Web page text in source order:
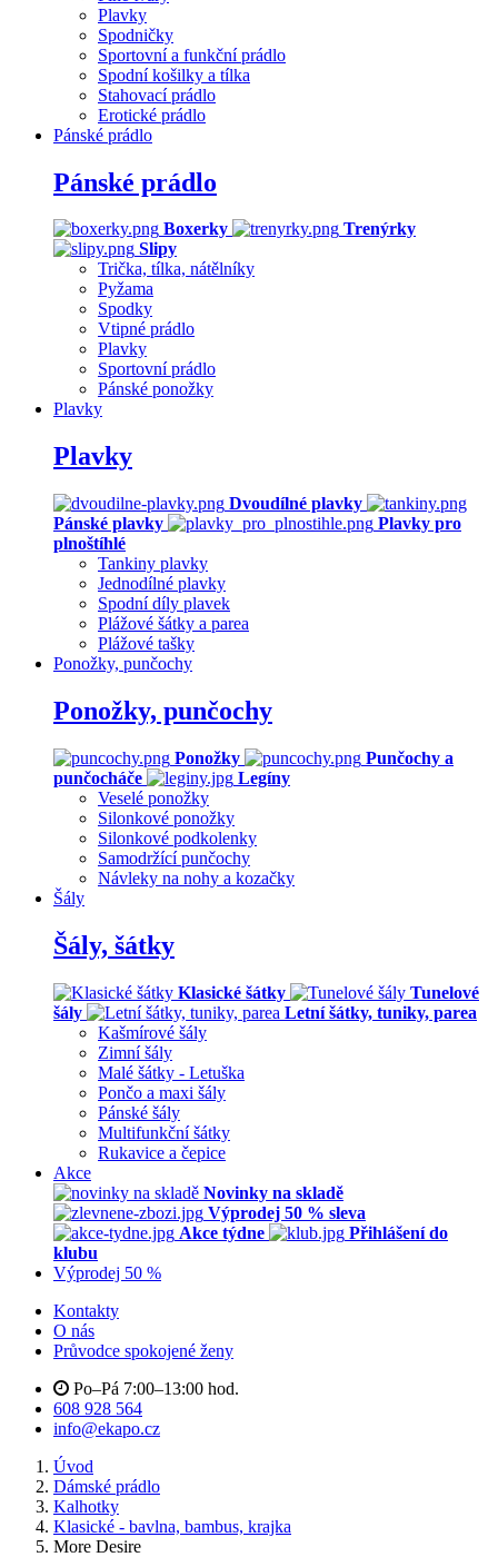
Plavky
Spodničky
Sportovní a funkční prádlo
Spodní košilky a tílka
Stahovací prádlo
Erotické prádlo
Pánské prádlo
Pánské prádlo
Boxerky
Trenýrky
Slipy
Trička, tílka, nátělníky
Pyžama
Spodky
Vtipné prádlo
Plavky
Sportovní prádlo
Pánské ponožky
Plavky
Plavky
Dvoudílné plavky
Pánské plavky
Plavky pro
plnoštíhlé
Tankiny plavky
Jednodílné plavky
Spodní díly plavek
Plážové šátky a parea
Plážové tašky
Ponožky, punčochy
Ponožky, punčochy
Ponožky
Punčochy a
punčocháče
Legíny
Veselé ponožky
Silonkové ponožky
Silonkové podkolenky
Samodržící punčochy
Návleky na nohy a kozačky
Šály
Šály, šátky
Klasické šátky
Tunelové
šály
Letní šátky, tuniky, parea
Kašmírové šály
Zimní šály
Malé šátky - Letuška
Pončo a maxi šály
Pánské šály
Multifunkční šátky
Rukavice a čepice
Akce
Novinky na skladě
Výprodej 50 % sleva
Akce týdne
Přihlášení do
klubu
Výprodej 50 %
Kontakty
O nás
Průvodce spokojené ženy
Po–Pá 7:00–13:00 hod.
608 928 564
info@ekapo.cz
Úvod
Dámské prádlo
Kalhotky
Klasické - bavlna, bambus, krajka
More Desire